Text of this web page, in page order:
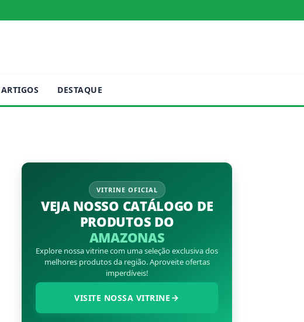
ARTIGOS DESTAQUE
VITRINE OFICIAL
VEJA NOSSO CATÁLOGO DE
PRODUTOS DO
AMAZONAS
Explore nossa vitrine com uma seleção exclusiva dos
melhores produtos da região. Aproveite ofertas
imperdíveis!
VISITE NOSSA VITRINE